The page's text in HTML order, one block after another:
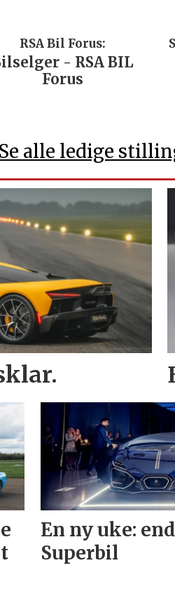
RSA Bil Forus:
- RSA BIL
Forus
Se alle ledige
En ny uke:
Superbil